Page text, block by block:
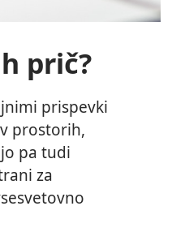
prič?
prispevki
prostorih,
pa tudi
za